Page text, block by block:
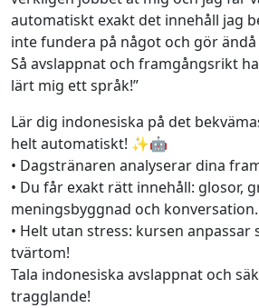
automatiskt exakt det innehåll jag
inte fundera på något och gör
Så avslappnat och framgångsrikt
lärt mig ett språk!”
Lär dig indonesiska på det
helt automatiskt! ✨🤖
• Dagstränaren analyserar dina
• Du får exakt rätt innehåll: glosor,
meningsbyggnad och konversation.
• Helt utan stress: kursen
tvärtom!
Tala indonesiska avslappnat och
tragglande!